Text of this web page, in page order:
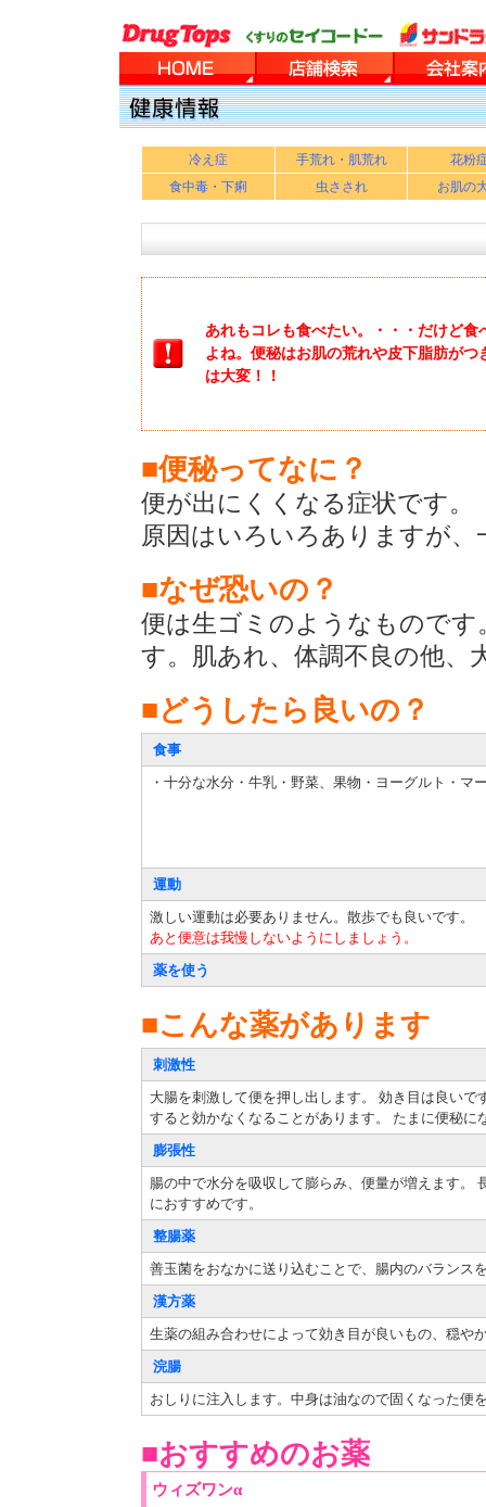
冷え症 手荒れ・肌荒れ
花粉
食中毒・下痢
虫さされ お肌の
あれもコレも食べたい。・・・だけど
よね。便秘はお肌の荒れや皮下脂肪が
は大変！！
■便秘ってなに？
便が出にくくなる症状です。
原因はいろいろありますが
■なぜ恐いの？
便は生ゴミのようなもので
す。肌あれ、体調不良の他、
■どうしたら良いの？
食事
・十分な水分・牛乳・野菜、果物・ヨーグルト・マ
運動
激しい運動は必要ありません。散歩でも良いです。
あと便意は我慢しないようにしましょう。
薬を使う
■こんな薬があります
刺激性
大腸を刺激して便を押し出します。 効き目は良い
すると効かなくなることがあります。 たまに便秘に
膨張性
腸の中で水分を吸収して膨らみ、便量が増えます。
におすすめです。
整腸薬
善玉菌をおなかに送り込むことで、腸内のバランス
漢方薬
生薬の組み合わせによって効き目が良いもの、穏や
浣腸
おしりに注入します。中身は油なので固くなった便
■おすすめのお薬
ウィズワンα